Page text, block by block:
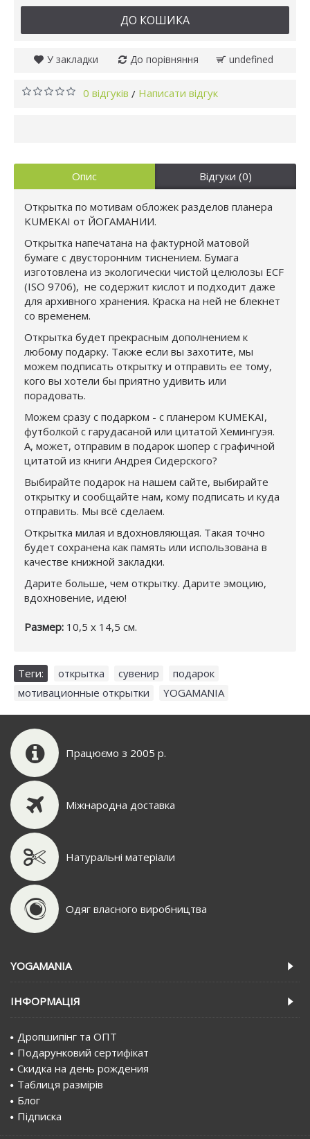
ДО КОШИКА
У закладки До порівняння undefined
0 відгуків / Написати відгук
Опис Відгуки (0)
Открытка по мотивам обложек разделов планера
KUMEKAI от ЙОГАМАНИИ.
Открытка напечатана на фактурной матовой
бумаге с двусторонним тиснением. Бумага
изготовлена из экологически чистой целюлозы ECF
(ISO 9706), не содержит кислот и подходит даже
для архивного хранения. Краска на ней не блекнет
со временем.
Открытка будет прекрасным дополнением к
любому подарку. Также если вы захотите, мы
можем подписать открытку и отправить ее тому,
кого вы хотели бы приятно удивить или
порадовать.
Можем сразу с подарком - с планером KUMEKAI,
футболкой с гарудасаной или цитатой Хемингуэя.
А, может, отправим в подарок шопер с графичной
цитатой из книги Андрея Сидерского?
Выбирайте подарок на нашем сайте, выбирайте
открытку и сообщайте нам, кому подписать и куда
отправить. Мы всё сделаем.
Открытка милая и вдохновляющая. Такая точно
будет сохранена как память или использована в
качестве книжной закладки.
Дарите больше, чем открытку. Дарите эмоцию,
вдохновение, идею!
Размер: 10,5 х 14,5 см.
Теги: открытка сувенир подарок
мотивационные открытки
YOGAMANIA
Працюємо з 2005 р.
Міжнародна доставка
Натуральні матеріали
Одяг власного виробництва
YOGAMANIA
IНФОРМАЦIЯ
Дропшипінг та ОПТ
Подарунковий сертифiкат
Скидка на день рождения
Таблиця размірів
Блог
Пiдписка